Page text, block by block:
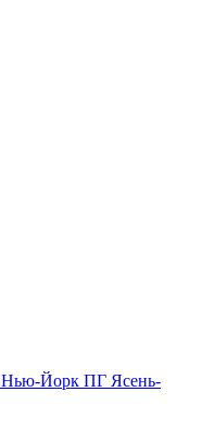
Нью-Йорк ПГ Ясень-